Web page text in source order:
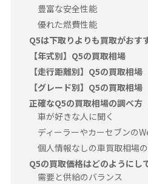
豊富な安全性能
優れた燃費性能
Q5は下取りよりも買取がおす
【年式別】Q5の買取相場
【走行距離別】Q5の買取相場
【グレード別】Q5の買取相場
正確なQ5の買取相場の調べ方
車が好きな人に聞く
ディーラーやカーセブンの
個人情報なしの車買取相場
Q5の買取価格はどのようにし
需要と供給のバランス